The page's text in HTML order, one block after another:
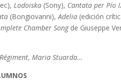
Lodoiska (Sony), Cantata per Pío
(Bongiovanni),Adelia (edición
Chamber Songde Giuseppe
, Maria Stuarda…